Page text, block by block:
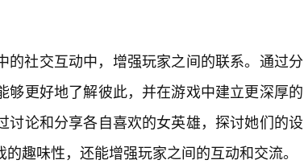
的社交互动中，增强玩家之间的联系。通过分
够更好地了解彼此，并在游戏中建立更深厚的
讨论和分享各自喜欢的女英雄，探讨她们的设
趣味性，还能增强玩家之间的互动和交流。